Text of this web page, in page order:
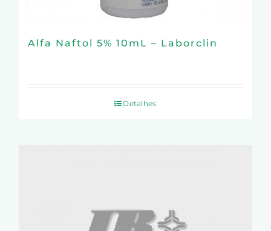
Alfa Naftol 5% 10mL – Laborclin
Detalhes